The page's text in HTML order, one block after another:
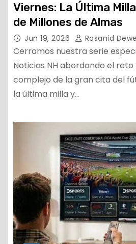
Viernes: La Última
de Millones de Almas
Jun 19, 2026 Rosanid
Cerramos nuestra serie
Noticias NH abordando el
complejo de la gran cita del
la última milla y…